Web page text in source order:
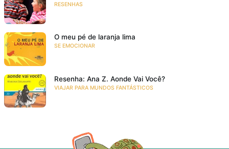
RESENHAS
O meu pé de laranja lima
SE EMOCIONAR
Resenha: Ana Z. Aonde Vai Você?
VIAJAR PARA MUNDOS FANTÁSTICOS